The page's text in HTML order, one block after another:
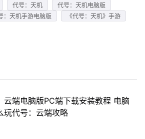
代号：天机
代号：天机电脑版
：天机手游电脑版 《代号：天机》手游
云端电脑版PC端下载安装教程 电脑
玩代号：云端攻略